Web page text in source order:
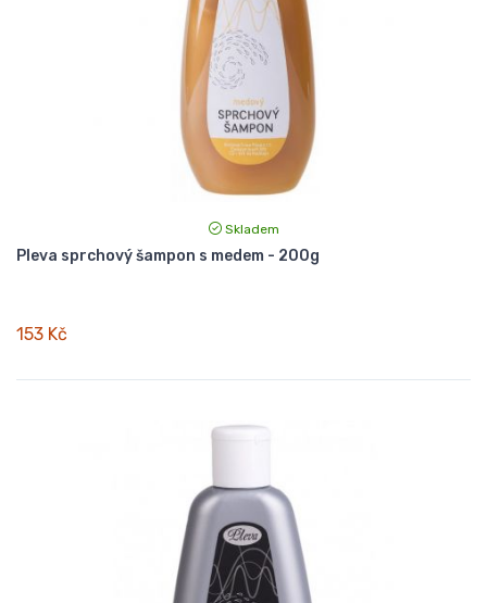
Skladem
Pleva sprchový šampon s medem - 200g
153 Kč